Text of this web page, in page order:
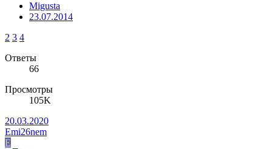
Migusta
23.07.2014
2 3 4
Ответы
66
Просмотры
105K
20.03.2020
Emi26nem
E